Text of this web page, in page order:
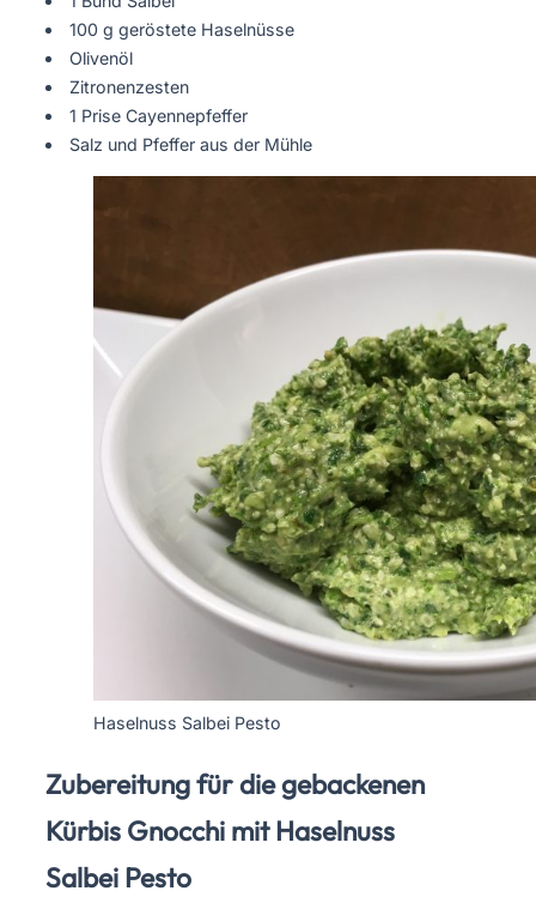
100 g geröstete Haselnüsse
Olivenöl
Zitronenzesten
1 Prise Cayennepfeffer
Salz und Pfeffer aus der Mühle
Haselnuss Salbei Pesto
Zubereitung für die gebackenen
Kürbis Gnocchi mit Haselnuss
Salbei Pesto